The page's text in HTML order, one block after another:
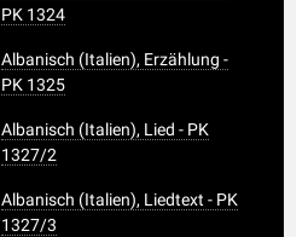
PK 1324
Albanisch (Italien), Erzählung -
PK 1325
Albanisch (Italien), Lied - PK
1327/2
Albanisch (Italien), Liedtext - PK
1327/3